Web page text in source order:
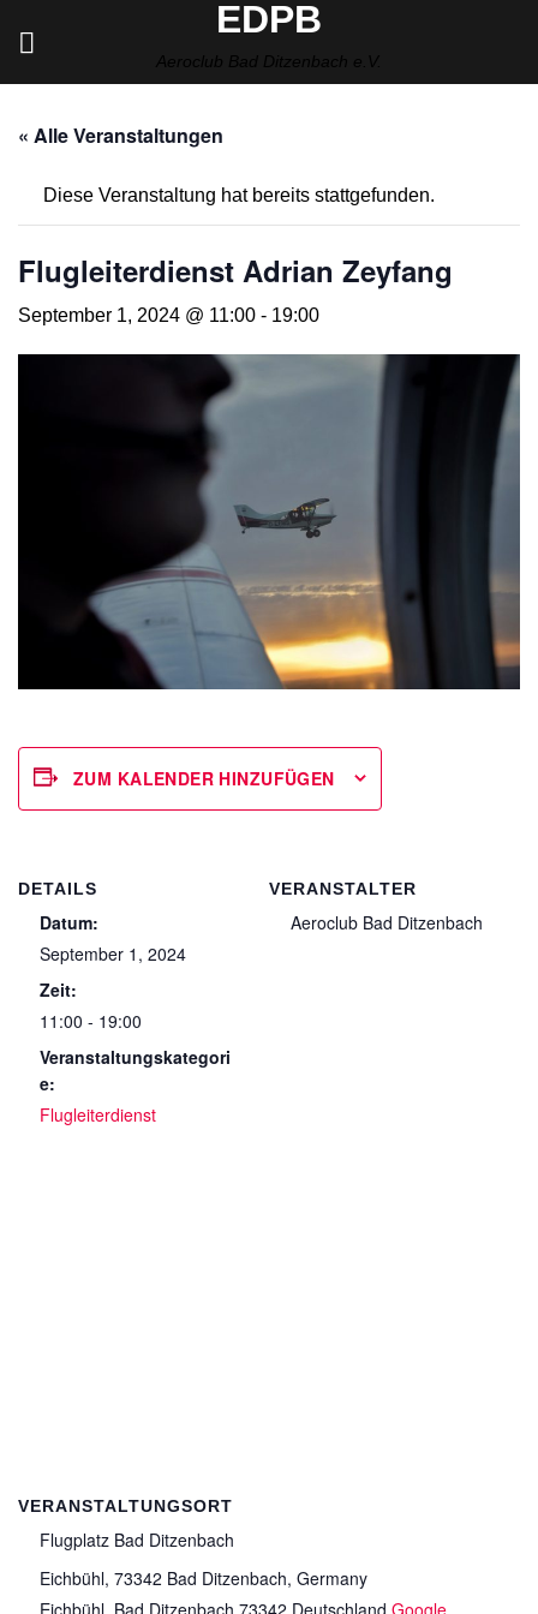
EDPB
Aeroclub Bad Ditzenbach e.V.
« Alle Veranstaltungen
Diese Veranstaltung hat bereits stattgefunden.
Flugleiterdienst Adrian Zeyfang
September 1, 2024 @ 11:00 - 19:00
ZUM KALENDER HINZUFÜGEN
DETAILS
Datum:
September 1, 2024
Zeit:
11:00 - 19:00
Veranstaltungskategori
e:
Flugleiterdienst
VERANSTALTER
Aeroclub Bad Ditzenbach
VERANSTALTUNGSORT
Flugplatz Bad Ditzenbach
Eichbühl, 73342 Bad Ditzenbach, Germany